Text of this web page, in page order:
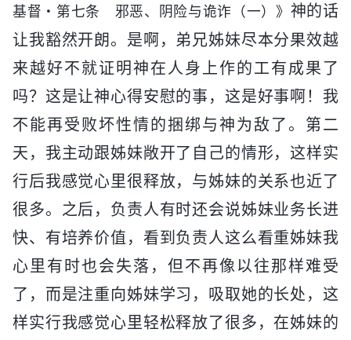
基督・第七条 邪恶、阴险与诡诈（一）》 神的话
让我豁然开朗。是啊，弟兄姊妹尽本分果效越
来越好不就证明神在人身上作的工有成果了
吗？这是让神心得安慰的事，这是好事啊！我
不能再受败坏性情的捆绑与神为敌了。第二
天，我主动跟姊妹敞开了自己的情形，这样实
行后我感觉心里很释放，与姊妹的关系也近了
很多。之后，负责人有时还会说姊妹业务长进
快、有培养价值，看到负责人这么看重姊妹我
心里有时也会失落，但不再像以往那样难受
了，而是注重向姊妹学习，吸取她的长处，这
样实行我感觉心里轻松释放了很多，在姊妹的